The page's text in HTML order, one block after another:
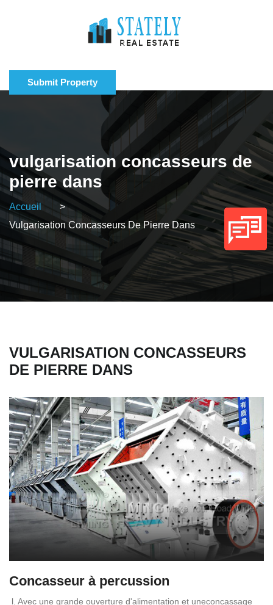
Submit Property
vulgarisation concasseurs de
pierre dans
Accueil
>
Vulgarisation Concasseurs De Pierre Dans
VULGARISATION CONCASSEURS
DE PIERRE DANS
Concasseur à percussion
l. Avec une grande ouverture d'alimentation et uneconcassage